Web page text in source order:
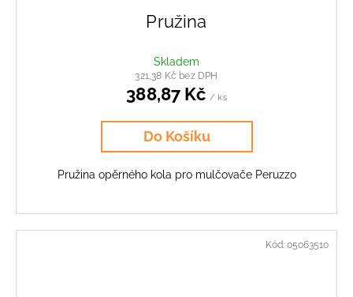
Pružina
Skladem
321,38 Kč bez DPH
388,87 Kč / ks
Do Košíku
Pružina opěrného kola pro mulčovače Peruzzo
Kód: 05063510